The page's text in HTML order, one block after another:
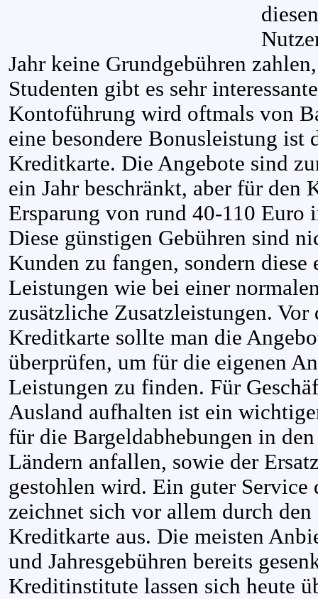
Jahr keine Grundgebühren
Studenten gibt es sehr
Kontoführung wird oftmals von
eine besondere Bonusleistung ist
Kreditkarte. Die Angebote sind
ein Jahr beschränkt, aber für den
Ersparung von rund 40-110 Euro
Diese günstigen Gebühren sind
Kunden zu fangen, sondern
Leistungen wie bei einer
zusätzliche Zusatzleistungen. Vor
Kreditkarte sollte man die
überprüfen, um für die eigenen
Leistungen zu finden. Für
Ausland aufhalten ist ein
für die Bargeldabhebungen in
Ländern anfallen, sowie der
gestohlen wird. Ein guter Service
zeichnet sich vor allem durch den
Kreditkarte aus. Die meisten
und Jahresgebühren bereits
Kreditinstitute lassen sich heute